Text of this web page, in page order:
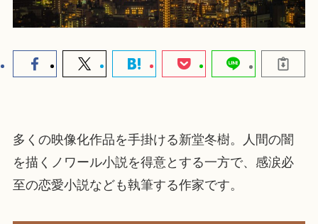
多くの映像化作品を手掛ける新堂冬樹。人間の闇
を描くノワール小説を得意とする一方で、感涙必
至の恋愛小説なども執筆する作家です。